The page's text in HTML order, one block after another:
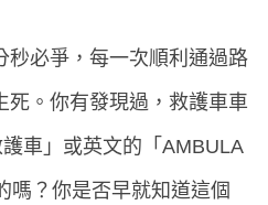
秒必爭，每一次順利通過路
死。你有發現過，救護車車
車」或英文的「AMBULA
嗎？你是否早就知道這個